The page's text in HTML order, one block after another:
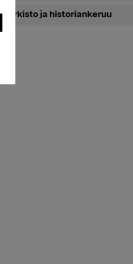
Arkisto ja historiankeruu